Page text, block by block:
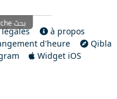
·بحث
à propos
d'heure
Qibla
Widget iOS